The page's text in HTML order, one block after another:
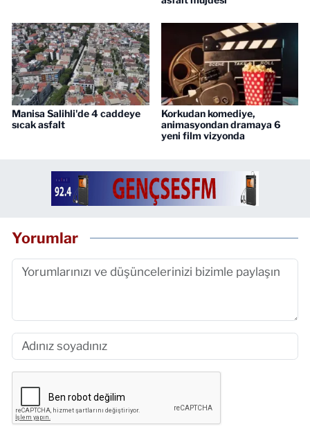
Manisa Salihli'de 4 caddeye
sıcak asfalt
Korkudan komediye,
animasyondan dramaya 6
yeni film vizyonda
Yorumlar